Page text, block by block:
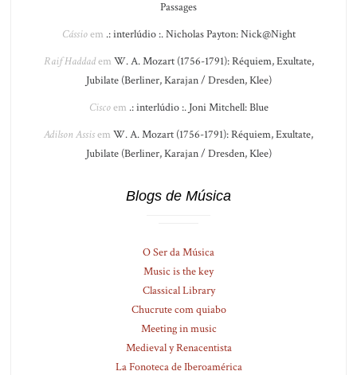
Passages
Cássioem .: interlúdio :. Nicholas Payton: Nick@Night
Raif Haddadem W. A. Mozart (1756-1791): Réquiem, Exultate,
Jubilate (Berliner, Karajan / Dresden, Klee)
Ciscoem .: interlúdio :. Joni Mitchell: Blue
Adilson Assisem W. A. Mozart (1756-1791): Réquiem, Exultate,
Jubilate (Berliner, Karajan / Dresden, Klee)
Blogs de Música
O Ser da Música
Music is the key
Classical Library
Chucrute com quiabo
Meeting in music
Medieval y Renacentista
La Fonoteca de Iberoamérica